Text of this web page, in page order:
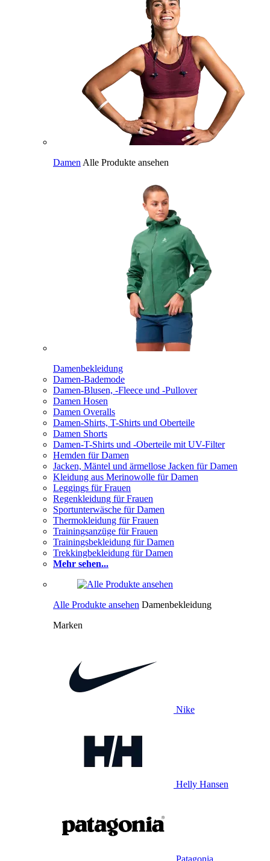
Damen Alle Produkte ansehen
Damenbekleidung
Damen-Bademode
Damen-Blusen, -Fleece und -Pullover
Damen Hosen
Damen Overalls
Damen-Shirts, T-Shirts und Oberteile
Damen Shorts
Damen-T-Shirts und -Oberteile mit UV-Filter
Hemden für Damen
Jacken, Mäntel und ärmellose Jacken für Damen
Kleidung aus Merinowolle für Damen
Leggings für Frauen
Regenkleidung für Frauen
Sportunterwäsche für Damen
Thermokleidung für Frauen
Trainingsanzüge für Frauen
Trainingsbekleidung für Damen
Trekkingbekleidung für Damen
Mehr sehen...
Alle Produkte ansehen Damenbekleidung
Marken
Nike
Helly Hansen
Patagonia